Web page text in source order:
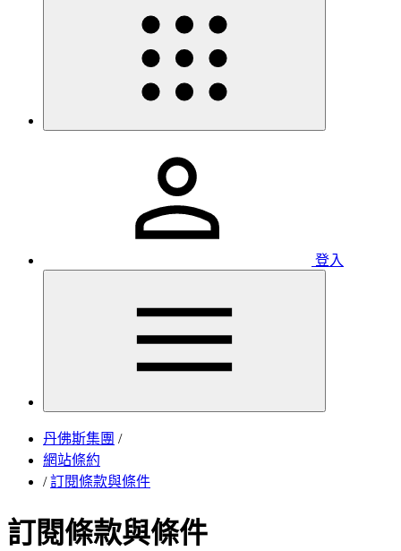
登入
丹佛斯集團 /
網站條約
/ 訂閱條款與條件
訂閱條款與條件